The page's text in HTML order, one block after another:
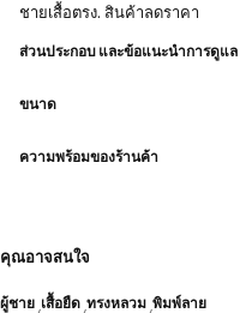
ชายเสื้อตรง. สินค้าลดราคา
ส่วนประกอบ และข้อแนะนำการดูแล
ขนาด
ความพร้อมของร้านค้า
คุณอาจสนใจ
ผู้ชาย เสื้อยืด ทรงหลวม พิมพ์ลาย